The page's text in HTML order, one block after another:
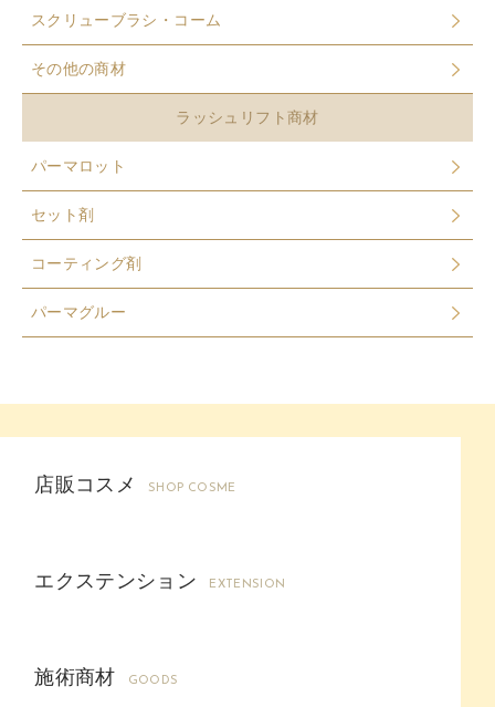
スクリューブラシ・コーム
その他の商材
ラッシュリフト商材
パーマロット
セット剤
コーティング剤
パーマグルー
店販コスメ SHOP COSME
エクステンション EXTENSION
施術商材 GOODS